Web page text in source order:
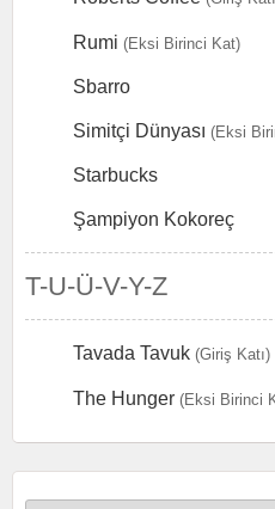
Rumi (Eksi Birinci Kat)
Sbarro
Simitçi Dünyası (Eksi
Starbucks
Şampiyon Kokoreç
T-U-Ü-V-Y-Z
Tavada Tavuk (Giriş Katı)
The Hunger (Eksi Birinci